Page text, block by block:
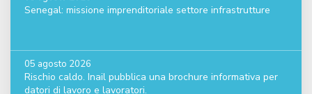
Senegal: missione imprenditoriale settore infrastrutture
05 agosto 2026
Rischio caldo. Inail pubblica una brochure informativa per
datori di lavoro e lavoratori.